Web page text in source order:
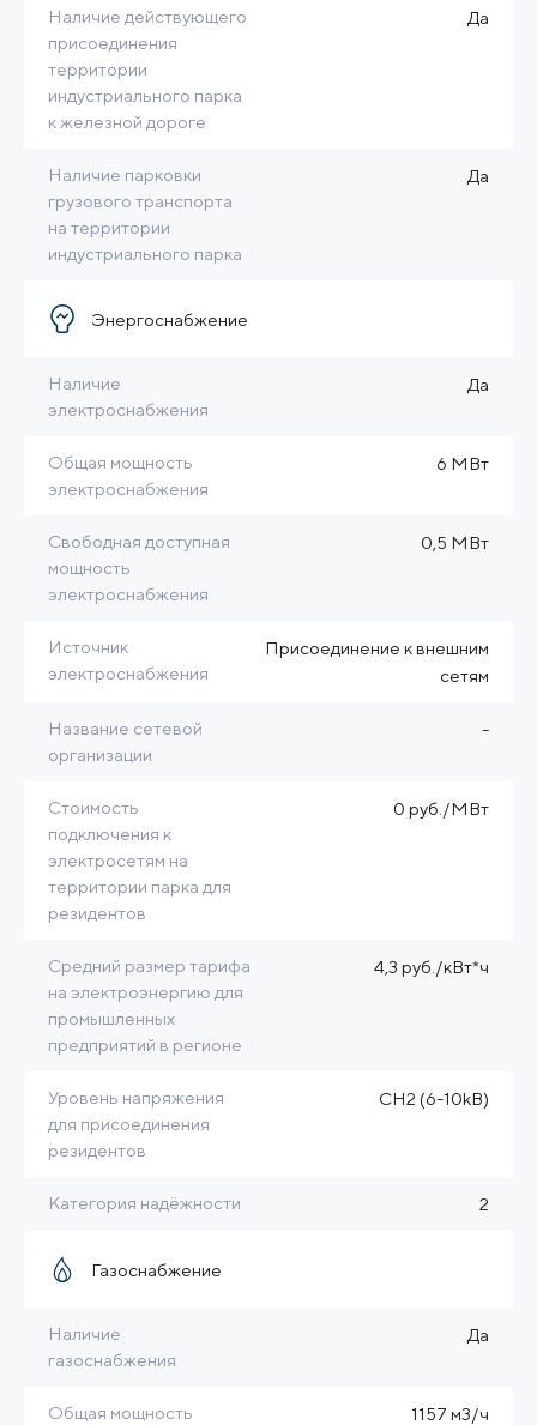
Наличие действующего
присоединения
территории
индустриального парка
к железной дороге
Да
Наличие парковки
грузового транспорта
на территории
индустриального парка
Да
Энергоснабжение
Наличие
электроснабжения
Да
Общая мощность
электроснабжения
6 МВт
Свободная доступная
мощность
электроснабжения
0,5 МВт
Источник
электроснабжения
Присоединение к внешним
сетям
Название сетевой
организации
-
Стоимость
подключения к
электросетям на
территории парка для
резидентов
0 руб./МВт
Средний размер тарифа
на электроэнергию для
промышленных
предприятий в регионе
4,3 руб./кВт*ч
Уровень напряжения
для присоединения
резидентов
CH2 (6-10kB)
Категория надёжности 2
Газоснабжение
Наличие
газоснабжения
Да
Общая мощность
1157 м3/ч